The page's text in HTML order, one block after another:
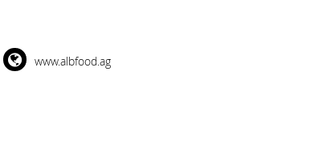
www.albfood.ag